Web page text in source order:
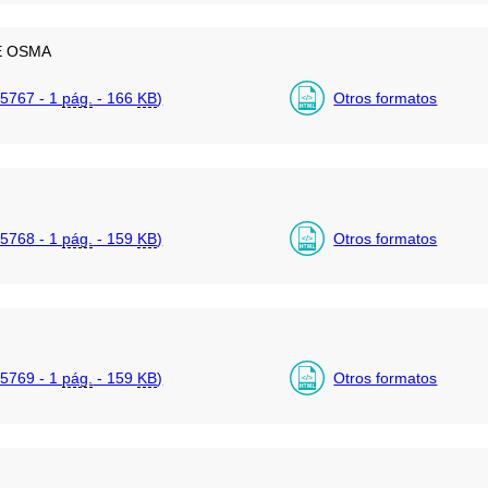
OSMA
- 1 pág. - 166 KB) Otros formatos
- 1 pág. - 159 KB) Otros formatos
- 1 pág. - 159 KB) Otros formatos